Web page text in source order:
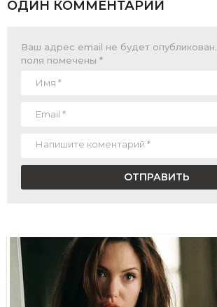
ОДИН КОММЕНТАРИЙ
Ваш адрес email не будет опубликован.
поля помечены *